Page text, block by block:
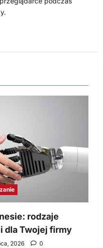
rodzaje
dla Twojej firmy
2026 0